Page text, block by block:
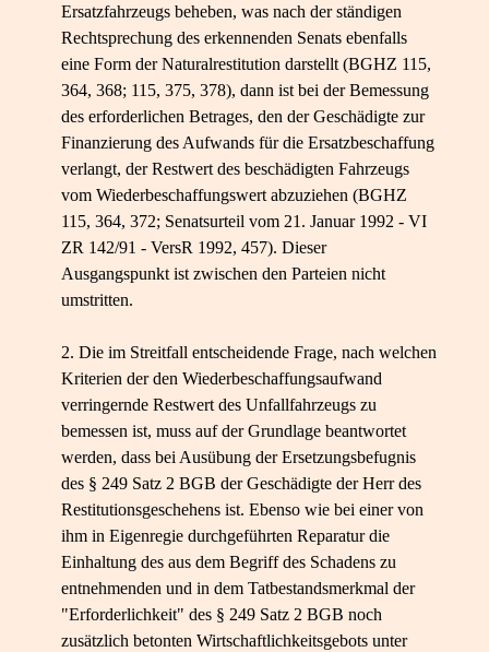
Ersatzfahrzeugs beheben, was nach der ständigen
Rechtsprechung des erkennenden Senats ebenfalls
eine Form der Naturalrestitution darstellt (BGHZ 115,
364, 368; 115, 375, 378), dann ist bei der Bemessung
des erforderlichen Betrages, den der Geschädigte zur
Finanzierung des Aufwands für die Ersatzbeschaffung
verlangt, der Restwert des beschädigten Fahrzeugs
vom Wiederbeschaffungswert abzuziehen (BGHZ
115, 364, 372; Senatsurteil vom 21. Januar 1992 - VI
ZR 142/91 - VersR 1992, 457). Dieser
Ausgangspunkt ist zwischen den Parteien nicht
umstritten.
2. Die im Streitfall entscheidende Frage, nach welchen
Kriterien der den Wiederbeschaffungsaufwand
verringernde Restwert des Unfallfahrzeugs zu
bemessen ist, muss auf der Grundlage beantwortet
werden, dass bei Ausübung der Ersetzungsbefugnis
des § 249 Satz 2 BGB der Geschädigte der Herr des
Restitutionsgeschehens ist. Ebenso wie bei einer von
ihm in Eigenregie durchgeführten Reparatur die
Einhaltung des aus dem Begriff des Schadens zu
entnehmenden und in dem Tatbestandsmerkmal der
"Erforderlichkeit" des § 249 Satz 2 BGB noch
zusätzlich betonten Wirtschaftlichkeitsgebots unter